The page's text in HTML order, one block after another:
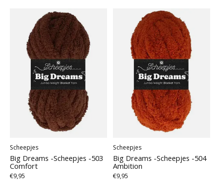
Scheepjes
Big Dreams -Scheepjes -503
Comfort
€9,95
Scheepjes
Big Dreams -Scheepjes -504
Ambition
€9,95